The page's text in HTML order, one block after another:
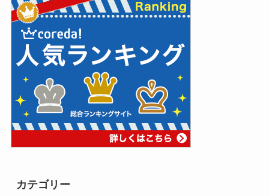
カテゴリー